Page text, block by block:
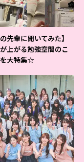
の先輩に聞いてみた】
上がる勉強空間のこ
大特集☆